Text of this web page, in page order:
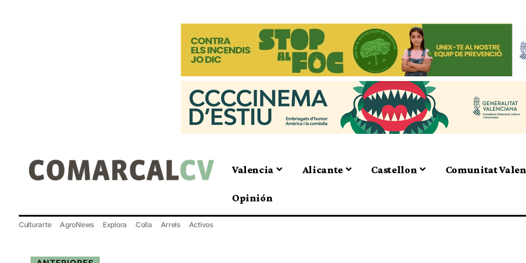
Valencia Alicante Castellon Comunitat
Opinión
Culturarte AgroNews Explora Colla Arrels Activos